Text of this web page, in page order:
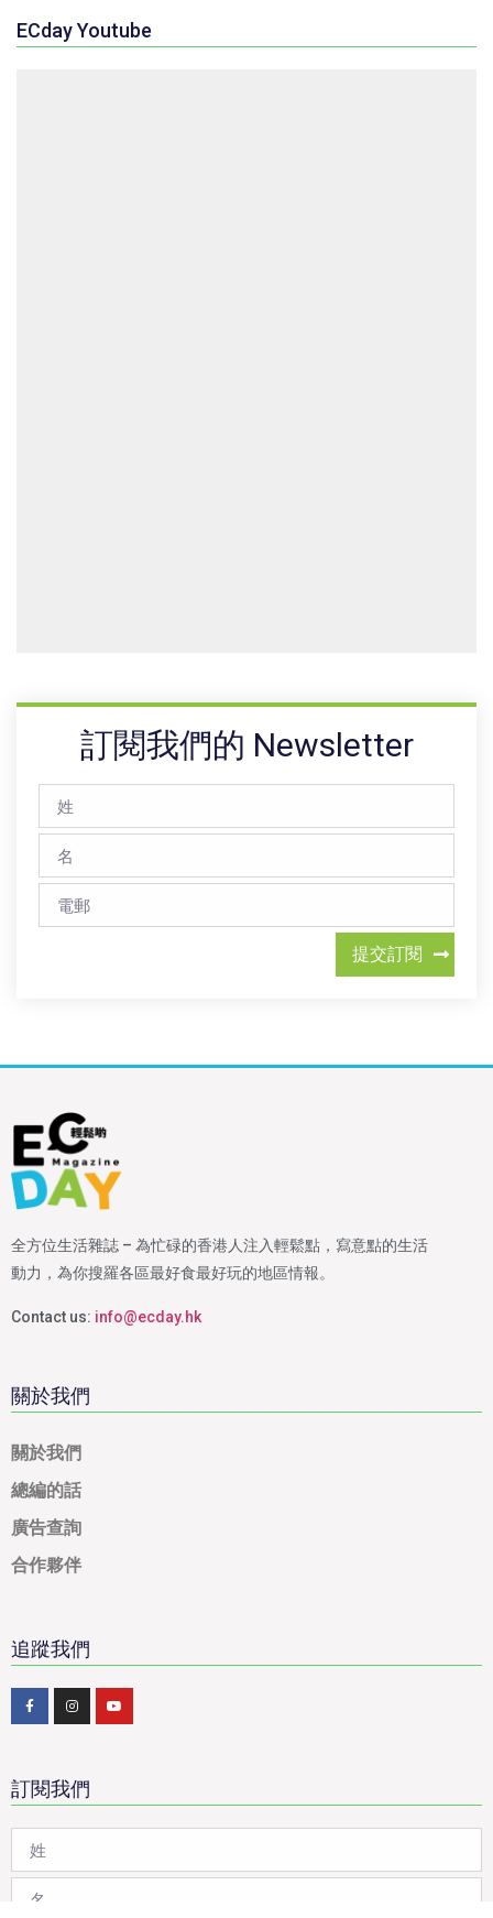
ECday Youtube
訂閱我們的 Newsletter
提交訂閱
全方位生活雜誌 – 為忙碌的香港人注入輕鬆點，寫意點的生活
動力，為你搜羅各區最好食最好玩的地區情報。
Contact us: info@ecday.hk
關於我們
關於我們
總編的話
廣告查詢
合作夥伴
追蹤我們
訂閱我們